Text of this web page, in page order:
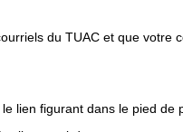
du TUAC et que votre
lien figurant dans le pied